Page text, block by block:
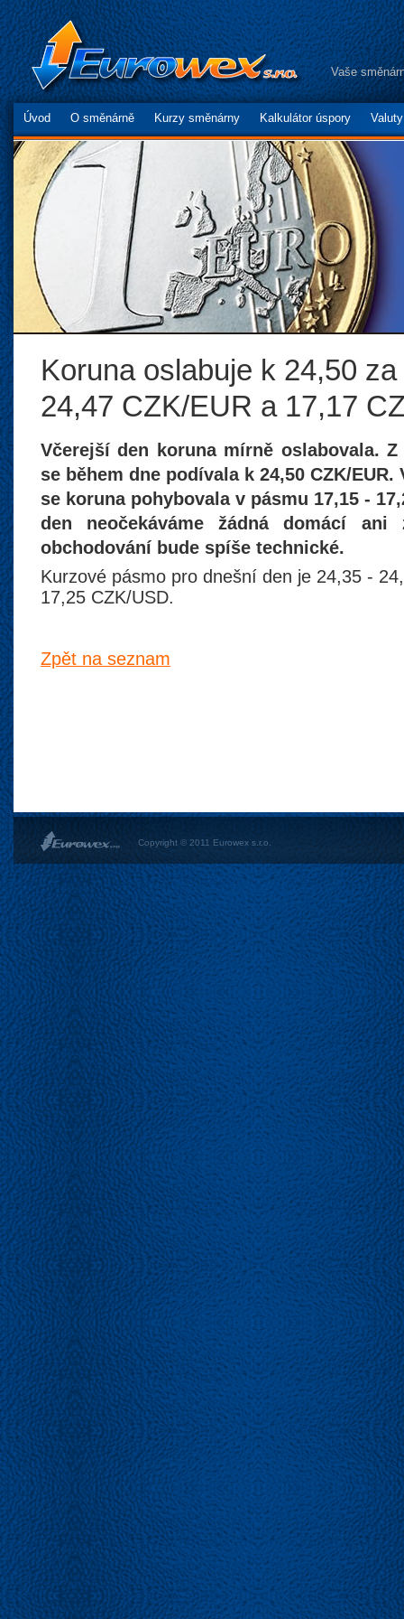
Vaše
Úvod O směnárně Kurzy směnárny Kalkulátor úspory
Koruna oslabuje k 24,50
24,47 CZK/EUR a 17,17
Včerejší den koruna mírně oslabovala. Z
se během dne podívala k 24,50 CZK/
se koruna pohybovala v pásmu 17,15 -
den neočekáváme žádná domácí ani
obchodování bude spíše technické.
Kurzové pásmo pro dnešní den je 24,35 -
17,25 CZK/USD.
Zpět na seznam
Copyright © 2011 Eurowex s.r.o.